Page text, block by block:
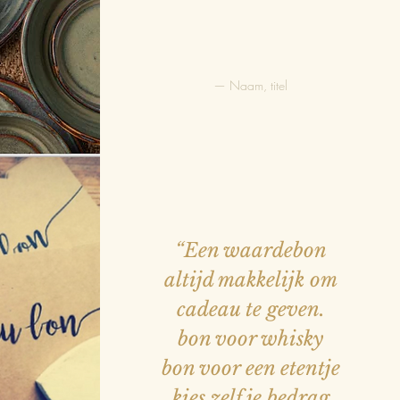
VIS
— Naam, titel
“Een waardebon
altijd makkelijk om
cadeau te geven.
bon voor whisky
bon voor een etentje